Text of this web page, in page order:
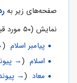
صفحه‌های زیر به
نمایش (۵۰ مورد قبلی | ۵۰ مورد بعدی) (
پیامبر اسلام‏
(
اسلام‏
(
→
معاد (
→